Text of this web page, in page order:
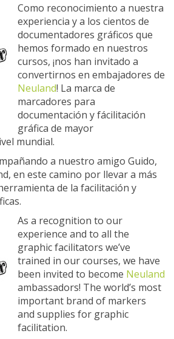
Como reconocimiento a nuestra
experiencia y a los cientos de
documentadores gráficos que
hemos formado en nuestros
cursos, ¡nos han invitado a
convertirnos en embajadores de
Neuland! La marca de
marcadores para
documentación y fácilitación
gráfica de mayor
mundial.
a nuestro amigo Guido,
en este camino por llevar a más
de la facilitación y
As a recognition to our
experience and to all the
graphic facilitators we’ve
trained in our courses, we have
been invited to become Neuland
ambassadors! The world’s most
important brand of markers
and supplies for graphic
facilitation.